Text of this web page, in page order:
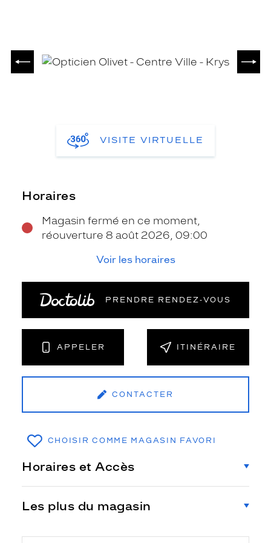
PRÉCÉDENT
VISITE VIRTUELLE
Horaires
Magasin fermé en ce moment,
réouverture 8 août 2026, 09:00
Voir les horaires
PRENDRE RENDEZ‑VOUS
APPELER ITINÉRAIRE
CONTACTER
CHOISIR COMME MAGASIN FAVORI
Horaires et Accès
Les plus du magasin